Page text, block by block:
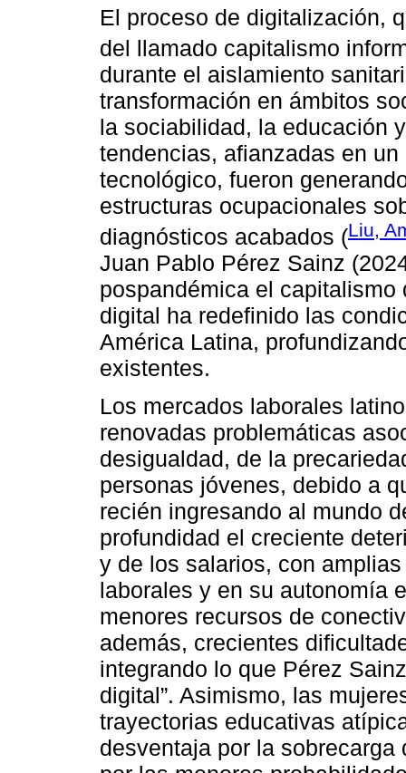
El proceso de digitalización,
del llamado capitalismo
durante el aislamiento
transformación en ámbitos
la sociabilidad, la educación
tendencias, afianzadas en
tecnológico, fueron
estructuras ocupacionales
diagnósticos acabados (Liu,
Juan Pablo Pérez Sainz
pospandémica el
digital ha redefinido las
América Latina,
existentes.
Los mercados laborales
renovadas problemáticas
desigualdad, de la
personas jóvenes, debido a
recién ingresando al mundo
profundidad el creciente
y de los salarios, con
laborales y en su autonomía
menores recursos de
además, crecientes
integrando lo que Pérez
digital”. Asimismo, las
trayectorias educativas
desventaja por la